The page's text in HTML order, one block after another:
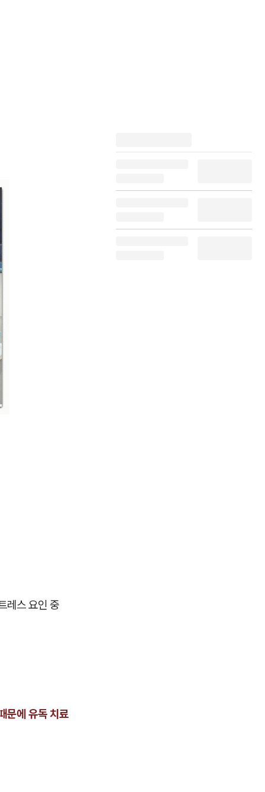
레스 요인 중
문에 유독 치료